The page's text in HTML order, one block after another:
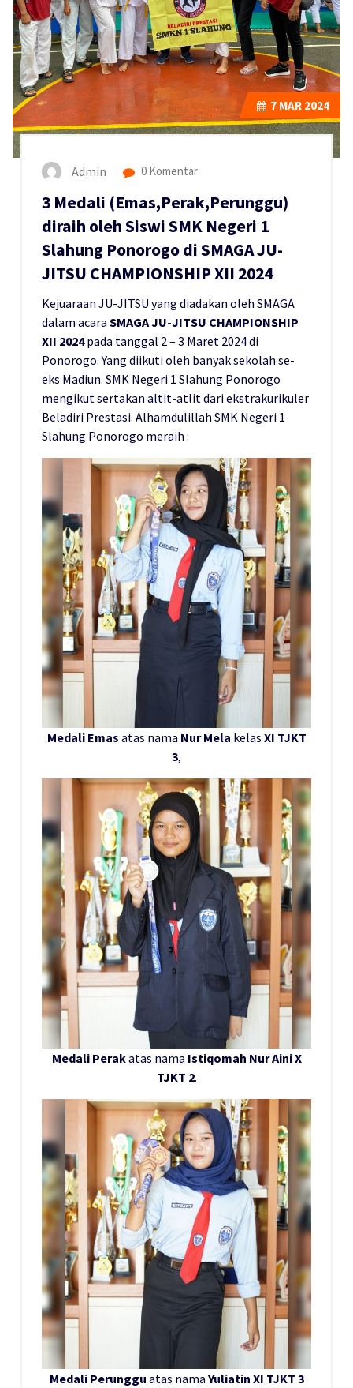
7 MAR 2024
Admin 0 Komentar
3 Medali (Emas,Perak,Perunggu)
diraih oleh Siswi SMK Negeri 1
Slahung Ponorogo di SMAGA JU-
JITSU CHAMPIONSHIP XII 2024
Kejuaraan JU-JITSU yang diadakan oleh SMAGA
dalam acara SMAGA JU-JITSU CHAMPIONSHIP
XII 2024pada tanggal 2 – 3 Maret 2024 di
Ponorogo. Yang diikuti oleh banyak sekolah se-
eks Madiun. SMK Negeri 1 Slahung Ponorogo
mengikut sertakan altit-atlit dari ekstrakurikuler
Beladiri Prestasi. Alhamdulillah SMK Negeri 1
Slahung Ponorogo meraih :
Medali Emas atas nama Nur Mela kelas XI TJKT
3,
Medali Perakatas nama Istiqomah Nur Aini X
TJKT 2.
Medali Perunggu atas nama Yuliatin XI TJKT 3